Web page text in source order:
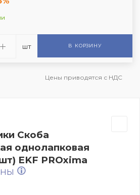
шт В КОРЗИНУ
Цены приводятся с НДС
Скоба
однолапковая
EKF PROxima